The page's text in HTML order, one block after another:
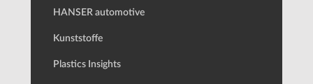
HANSER automotive
Kunststoffe
Plastics Insights